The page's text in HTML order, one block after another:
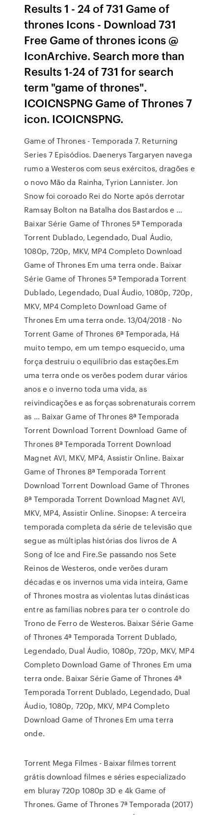
Results 1 - 24 of 731 Game of
thrones Icons - Download 731
Free Game of thrones icons @
IconArchive. Search more than
Results 1-24 of 731 for search
term "game of thrones".
ICOICNSPNG Game of Thrones 7
icon. ICOICNSPNG.
Game of Thrones - Temporada 7. Returning
Series 7 Episódios. Daenerys Targaryen navega
rumo a Westeros com seus exércitos, dragões e
o novo Mão da Rainha, Tyrion Lannister. Jon
Snow foi coroado Rei do Norte após derrotar
Ramsay Bolton na Batalha dos Bastardos e …
Baixar Série Game of Thrones 5ª Temporada
Torrent Dublado, Legendado, Dual Áudio,
1080p, 720p, MKV, MP4 Completo Download
Game of Thrones Em uma terra onde. Baixar
Série Game of Thrones 5ª Temporada Torrent
Dublado, Legendado, Dual Áudio, 1080p, 720p,
MKV, MP4 Completo Download Game of
Thrones Em uma terra onde. 13/04/2018 · No
Torrent Game of Thrones 6ª Temporada, Há
muito tempo, em um tempo esquecido, uma
força destruiu o equilíbrio das estações.Em
uma terra onde os verões podem durar vários
anos e o inverno toda uma vida, as
reivindicações e as forças sobrenaturais correm
as … Baixar Game of Thrones 8ª Temporada
Torrent Download Torrent Download Game of
Thrones 8ª Temporada Torrent Download
Magnet AVI, MKV, MP4, Assistir Online. Baixar
Game of Thrones 8ª Temporada Torrent
Download Torrent Download Game of Thrones
8ª Temporada Torrent Download Magnet AVI,
MKV, MP4, Assistir Online. Sinopse: A terceira
temporada completa da série de televisão que
segue as múltiplas histórias dos livros de A
Song of Ice and Fire.Se passando nos Sete
Reinos de Westeros, onde verões duram
décadas e os invernos uma vida inteira, Game
of Thrones mostra as violentas lutas dinásticas
entre as famílias nobres para ter o controle do
Trono de Ferro de Westeros. Baixar Série Game
of Thrones 4ª Temporada Torrent Dublado,
Legendado, Dual Áudio, 1080p, 720p, MKV, MP4
Completo Download Game of Thrones Em uma
terra onde. Baixar Série Game of Thrones 4ª
Temporada Torrent Dublado, Legendado, Dual
Áudio, 1080p, 720p, MKV, MP4 Completo
Download Game of Thrones Em uma terra
onde.
Torrent Mega Filmes - Baixar filmes torrent
grátis download filmes e séries especializado
em bluray 720p 1080p 3D e 4k Game of
Thrones. Game of Thrones 7ª Temporada (2017)